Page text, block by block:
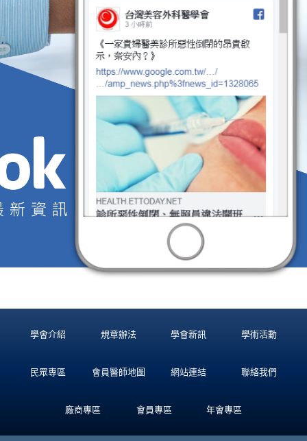
學會介紹 規章辦法 學會新訊 學術活動
民眾專區 會員醫師地圖 網站連結 聯絡我們
廠商專區 會員專區 年會專區